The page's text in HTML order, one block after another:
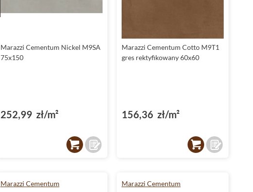
Płytki Marazzi Cementum - heksagonalny kształt
Kolekcja Marazzi Cementum to propozycja dla tych, którzy
szukają oryginalnych rozwiązań.Heksagonalnykształt płytek
przyciąga wzrok i sprawia, że pomieszczenie nabiera
Marazzi Cementum - kolekcja z dekorem
dekoracyjne, które pozwolą ci na stworzenie spójnej i
harmonijnej aranżacji wnętrza.
Marazzi Cementum Nickel M9SA
75x150
252,99 zł/m²
Marazzi Cementum Cotto M9T1
gres rektyfikowany 60x60
156,36 zł/m²
Marazzi Cementum Marazzi Cementum